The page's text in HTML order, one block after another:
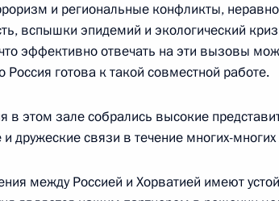
Санкт-Петербург
по улучшению социального
2004 года, 18:45 Санкт-Петербург
и региональные конфликты,
вспышки эпидемий и экологический
эффективно отвечать на эти вызовы
Россия готова к такой совместной работе.
в этом зале собрались высокие
дружеские связи в течение многих-многих
между Россией и Хорватией имеют